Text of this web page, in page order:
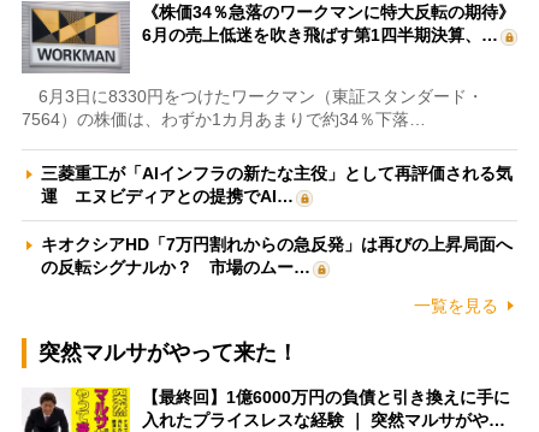
《株価34％急落のワークマンに特大反転の期待》
6月の売上低迷を吹き飛ばす第1四半期決算、…
6月3日に8330円をつけたワークマン（東証スタンダード・
7564）の株価は、わずか1カ月あまりで約34％下落…
三菱重工が「AIインフラの新たな主役」として再評価される気
運 エヌビディアとの提携でAI…
キオクシアHD「7万円割れからの急反発」は再びの上昇局面へ
の反転シグナルか？ 市場のムー…
一覧を見る
突然マルサがやって来た！
【最終回】1億6000万円の負債と引き換えに手に
入れたプライスレスな経験 ｜ 突然マルサがや…